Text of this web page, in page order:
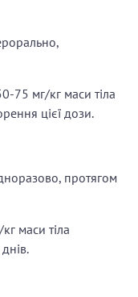
75 мг/кг маси тіла
цієї дози.
протягом
маси тіла